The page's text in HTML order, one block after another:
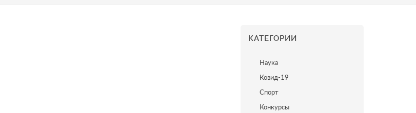
КАТЕГОРИИ
Наука
Ковид-19
Спорт
Конкурсы